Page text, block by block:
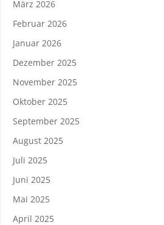
März 2026
Februar 2026
Januar 2026
Dezember 2025
November 2025
Oktober 2025
September 2025
August 2025
Juli 2025
Juni 2025
Mai 2025
April 2025